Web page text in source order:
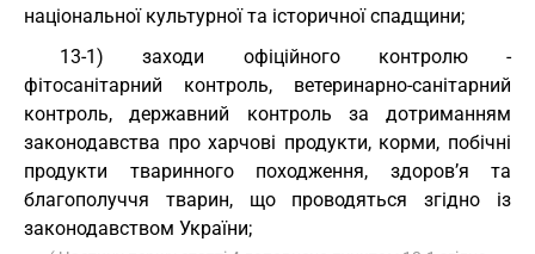
національної культурної та історичної спадщини;
13-1) заходи офіційного контролю -
фітосанітарний контроль, ветеринарно-санітарний
контроль, державний контроль за дотриманням
законодавства про харчові продукти, корми, побічні
продукти тваринного походження, здоров’я та
благополуччя тварин, що проводяться згідно із
законодавством України;